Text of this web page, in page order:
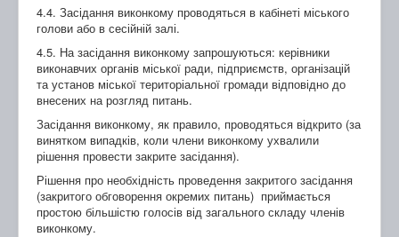
4.4. Засідання виконкому проводяться в кабінеті міського
голови або в сесійній залі.
4.5. На засідання виконкому запрошуються: керівники
виконавчих органів міської ради, підприємств, організацій
та установ міської територіальної громади відповідно до
внесених на розгляд питань.
Засідання виконкому, як правило, проводяться відкрито (за
винятком випадків, коли члени виконкому ухвалили
рішення провести закрите засідання).
Рішення про необхідність проведення закритого засідання
(закритого обговорення окремих питань) приймається
простою більшістю голосів від загального складу членів
виконкому.